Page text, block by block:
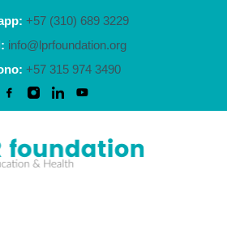
+57 (310) 689 3229
info@lprfoundation.org
+57 315 974 3490